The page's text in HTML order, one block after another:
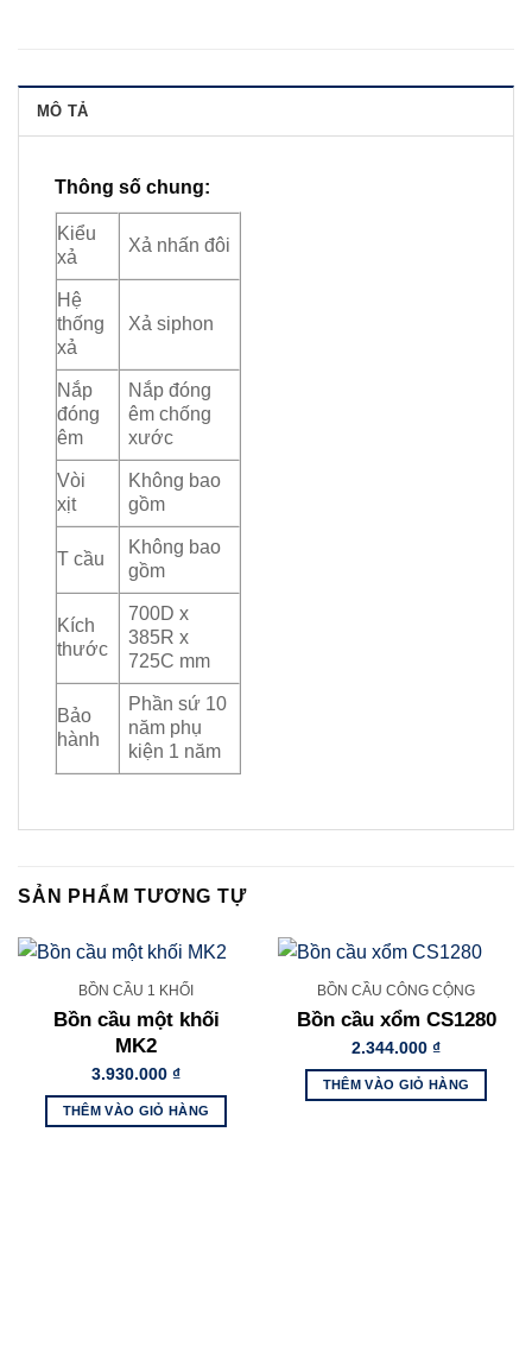
MÔ TẢ
Thông số chung:
Kiểu
xả
Xả nhấn đôi
Hệ
thống
xả
Xả siphon
Nắp
đóng
êm
Nắp đóng
êm chống
xước
Vòi
xịt
Không bao
gồm
T cầu
Không bao
gồm
Kích
thước
700D x
385R x
725C mm
Bảo
hành
Phần sứ 10
năm phụ
kiện 1 năm
SẢN PHẨM TƯƠNG TỰ
BỒN CẦU 1 KHỐI
Bồn cầu một khối
MK2
3.930.000 ₫
THÊM VÀO GIỎ HÀNG
BỒN CẦU CÔNG CỘNG
Bồn cầu xổm CS1280
2.344.000 ₫
THÊM VÀO GIỎ HÀNG